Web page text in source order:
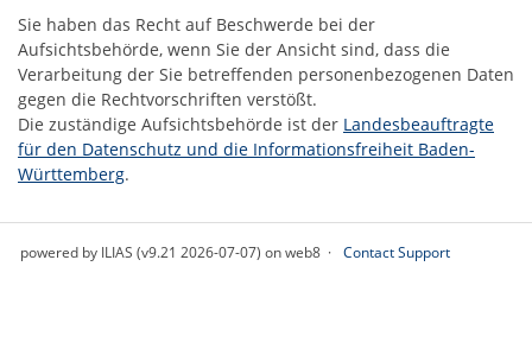
Sie haben das Recht auf Beschwerde bei der
Aufsichtsbehörde, wenn Sie der Ansicht sind, dass die
Verarbeitung der Sie betreffenden personenbezogenen Daten
gegen die Rechtvorschriften verstößt.
Die zuständige Aufsichtsbehörde ist der Landesbeauftragte
für den Datenschutz und die Informationsfreiheit Baden-
Württemberg.
powered by ILIAS (v9.21 2026-07-07) on web8 Contact Support